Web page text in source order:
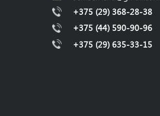
+375 (29) 368-28-38
+375 (44) 590-90-96
+375 (29) 635-33-15